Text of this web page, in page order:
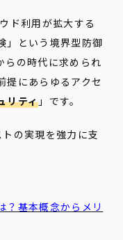
ド利用が拡大する
」という境界型防御
らの時代に求められ
提にあらゆるアクセ
リティ」です。
の実現を強力に支
？基本概念からメリ